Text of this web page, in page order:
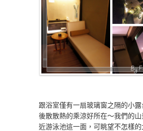
跟浴室僅有一扇玻璃窗之隔的小
後散散熱的乘涼好所在～我們的
近游泳池這一面，可眺望不怎樣